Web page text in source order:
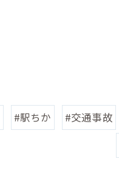
#駅ちか #交通事故